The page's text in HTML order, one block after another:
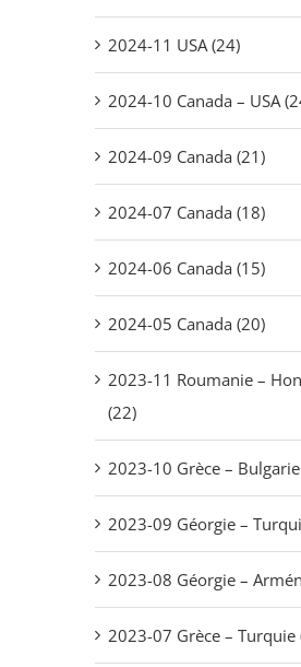
2024-11 USA (24)
2024-10 Canada – USA
2024-09 Canada (21)
2024-07 Canada (18)
2024-06 Canada (15)
2024-05 Canada (20)
2023-11 Roumanie –
(22)
2023-10 Grèce –
2023-09 Géorgie –
2023-08 Géorgie –
2023-07 Grèce – Turquie